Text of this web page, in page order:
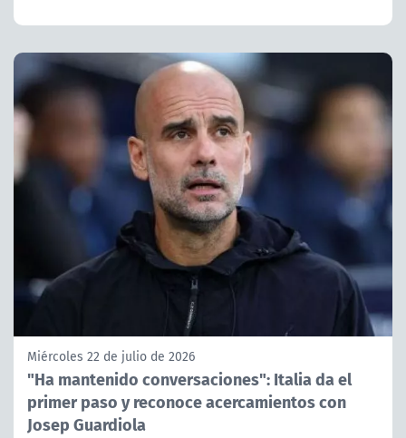
Miércoles 22 de julio de 2026
"Ha mantenido conversaciones": Italia da el
primer paso y reconoce acercamientos con
Josep Guardiola